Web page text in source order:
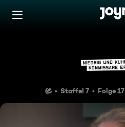
Zum Inhalt springen
Staffel 7 Folge 17